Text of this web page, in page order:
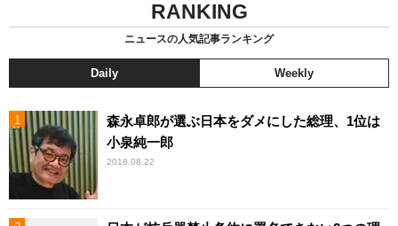
RANKING
ニュースの人気記事ランキング
Daily Weekly
森永卓郎が選ぶ日本をダメにした総理、1位は
小泉純一郎
2018.08.22